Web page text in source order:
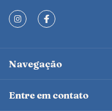
Navegação
Entre em contato